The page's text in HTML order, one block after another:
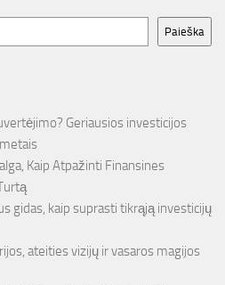
Paieška
Geriausios investicijos
Kaip Atpažinti Finansines
gidas, kaip suprasti tikrąją investicijų
ateities vizijų ir vasaros magijos